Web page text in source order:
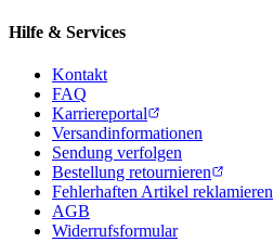
Hilfe & Services
Kontakt
FAQ
Karriereportal
Versandinformationen
Sendung verfolgen
Bestellung retournieren
Fehlerhaften Artikel reklamieren
AGB
Widerrufsformular